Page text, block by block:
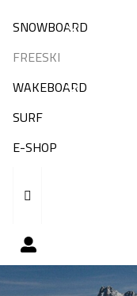
SNOWBOARD
FREESKI
WAKEBOARD
SURF
E-SHOP